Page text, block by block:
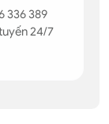
336 389
24/7